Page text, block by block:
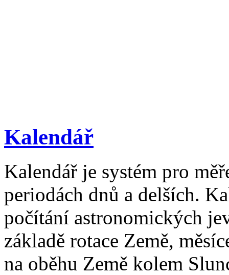
Kalendář
Kalendář je systém pro
periodách dnů a delších.
počítání astronomických
základě rotace Země,
na oběhu Země kolem